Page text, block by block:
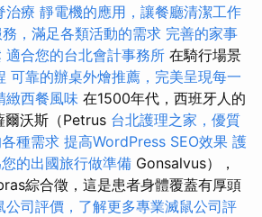
治療 靜電機的應用，讓餐廳清潔工作
，滿足各類活動的需求 完善的家事
適合您的台北會計事務所 在騎行場景
可靠的辦桌外燴推薦，完美呈現每一
緻西餐風味 在1500年代，西班牙人的
爾沃斯（Petrus 台北護理之家，優質
種需求 提高WordPress SEO效果 護
的出國旅行做準備 Gonsalvus），
綜合徵，這是患者身體覆蓋有厚頭
公司評價，了解更多專業滅鼠公司評